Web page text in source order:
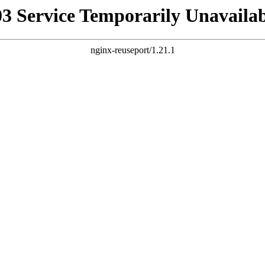
Service Temporarily
nginx-reuseport/1.21.1